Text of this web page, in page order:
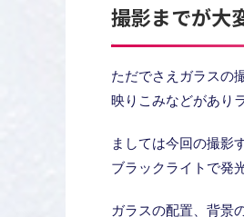
撮影までが大
ただでさえガラスの
映りこみなどがあり
ましては今回の撮影
ブラックライトで発
ガラスの配置、背景